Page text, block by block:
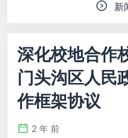
新
深化校地合作
门头沟区人民
作框架协议
2 年 前